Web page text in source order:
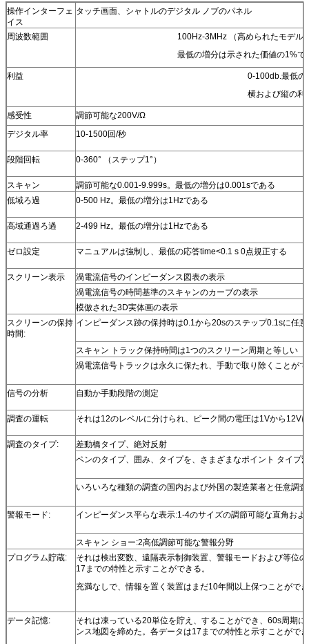
操作インターフェ
イス
タッチ画面、シャトルのデジタル ノブのパネル
周波数範囲
100Hz-3MHz （高められたモデル
最低の増分は示された価値の1%で
利益
0-100db.最低の
横および縦の利
感受性
調節可能な200V/Ω
デジタル率
10-1500回/秒
段階回転 0-360° （ステップ1°）
スキャン
調節可能な0.001-9.999s。最低の増分は0.001sである
低域ろ過
0-500 Hz。最低の増分は1Hzである
高域通過ろ過 2-499 Hz。最低の増分は1Hzである
ゼロ設定 マニュアルは強制し、最低の応答time<0.1 s 0点規正する
スクリーン表示
渦電流信号のインピーダンス図表の表示
渦電流信号の時間基準のスキャンのカーブの表示
模倣された3D実体画の表示
スクリーンの保持
時間:
インピーダンス跡の保持時は0.1から20sのステップ0.1sに任
スキャン トラック保持時間は1つのスクリーン周期と等しい
渦電流信号トラックは永久に保たれ、手動で取り除くことが
信号の分析 自動か手動段階の測定
調査の運転 それは12のレベルに分けられ、ピーク間の電圧は1Vから12V
調査のタイプ:
差動橋タイプ、絶対反射
ペンのタイプ、囲み、タイプを、さまざまなポイント タイプ
いろいろな種類の調査の国内および外国の製造業者と任意調
警報モード: インピーダンス平らな表示:1-4のサイズの調節可能な直角およ
スキャン ショー:2高低調節可能な警報分野
プログラム貯蔵:
それは検出変数、遠隔表示制御装置、警報モードおよび等位
17までの特性と示すことができる。
充満なしで、情報を置く装置はまだ10年間以上保つことがで
データ記憶:
それは凍っている20単位を貯え、することができ、60s周期
ンス地図を締めた。各データは17までの特性と示すことがで